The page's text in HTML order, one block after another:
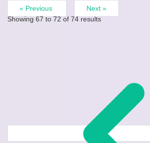
« Previous
Next »
Showing 67 to 72 of 74 results